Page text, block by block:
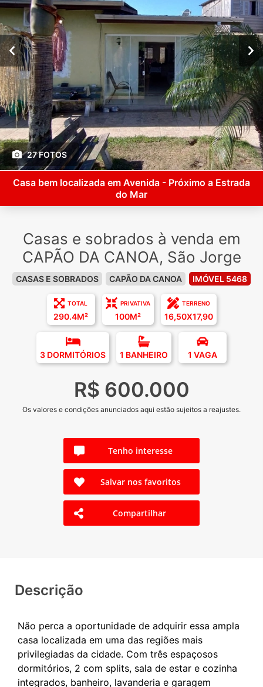
27 FOTOS
Casa bem localizada em Avenida - Próximo a Estrada
do Mar
Casas e sobrados à venda em
CAPÃO DA CANOA, São Jorge
CASAS E SOBRADOS CAPÃO DA CANOA IMÓVEL 5468
TOTAL
290.4M²
PRIVATIVA
100M²
TERRENO
16,50X17,90
3 DORMITÓRIOS 1 BANHEIRO 1 VAGA
R$ 600.000
Os valores e condições anunciados aqui estão sujeitos a reajustes.
Tenho interesse
Salvar nos favoritos
Compartilhar
Descrição
Não perca a oportunidade de adquirir essa ampla
casa localizada em uma das regiões mais
privilegiadas da cidade. Com três espaçosos
dormitórios, 2 com splits, sala de estar e cozinha
integrados, banheiro, lavanderia e garagem